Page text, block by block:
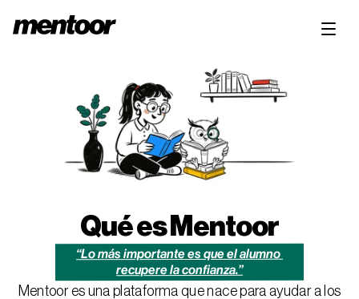
Qué es Mentoor
“Lo más importante es que el alumno
recupere la confianza.”
Mentoor es una plataforma que nace para ayudar a los